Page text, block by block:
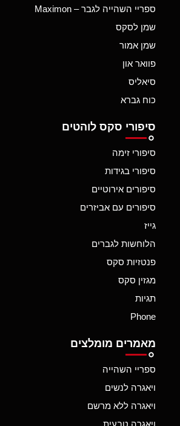
ספריי השהייה לגבר – Maximon
שמן לסקס
שמן אמור
פוואר און
סיאליס
כוח גברא
סיפורי סקס לוהטים
סיפורי זימה
סיפורי בגידות
סיפורים אירוטיים
סיפורים עם אביזרים
גייז
הלוחשות לגברים
פנטזיות סקס
מגזין סקס
תגיות
Phone
מאמרים מומלצים
ספריי השהייה
ויאגרה לנשים
ויאגרה ללא מרשם
ויאגרה טבעית